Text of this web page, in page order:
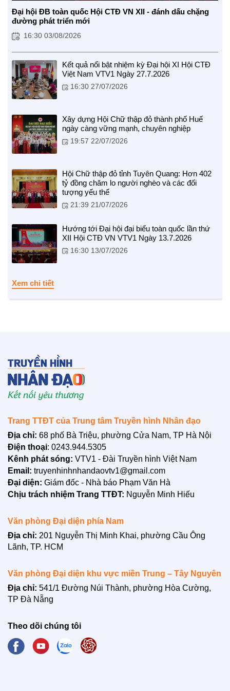
BẠN ĐỌC
LIÊN HỆ
Đại hội ĐB toàn quốc Hội CTĐ VN XII - đánh dấu chặng
đường phát triển mới
16:30 03/08/2026
Kết quả nổi bật nhiệm kỳ Đại hội XI Hội CTĐ
Việt Nam VTV1 Ngày 27.7.2026
16:30 27/07/2026
Xây dựng Hội Chữ thập đỏ thành phố Huế
ngày càng vững mạnh, chuyên nghiệp
19:57 22/07/2026
Hội Chữ thập đỏ tỉnh Tuyên Quang: Hơn 402
tỷ đồng chăm lo người nghèo và các đối
tượng yếu thế
21:39 21/07/2026
Hướng tới Đại hội đại biểu toàn quốc lần thứ
XII Hội CTĐ VN VTV1 Ngày 13.7.2026
16:30 13/07/2026
Xem chi tiết
Trang TTĐT của Trung tâm Truyền hình Nhân đạo
Địa chỉ: 68 phố Bà Triệu, phường Cửa Nam, TP Hà Nội
Điện thoại: 0243.944.5305
Kênh phát sóng: VTV1 - Đài Truyền hình Việt Nam
Email: truyenhinhnhandaovtv1@gmail.com
Đại diện: Giám đốc - Nhà báo Phạm Văn Hà
Chịu trách nhiệm Trang TTĐT: Nguyễn Minh Hiếu
Văn phòng Đại diện phía Nam
Địa chỉ: 201 Nguyễn Thị Minh Khai, phường Cầu Ông
Lãnh, TP. HCM
Văn phòng Đại diện khu vực miền Trung – Tây Nguyên
Địa chỉ: 541/1 Đường Núi Thành, phường Hòa Cường,
TP Đà Nẵng
Theo dõi chúng tôi